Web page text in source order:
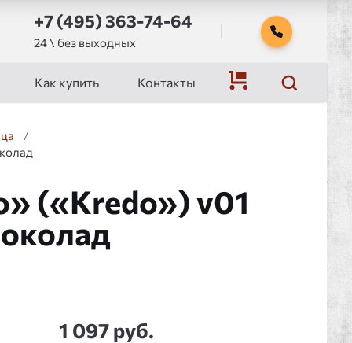
+7 (495) 363-74-64
24 \ без выходных
Как купить Контакты
/
(«Kredo») v01
1 097 руб.